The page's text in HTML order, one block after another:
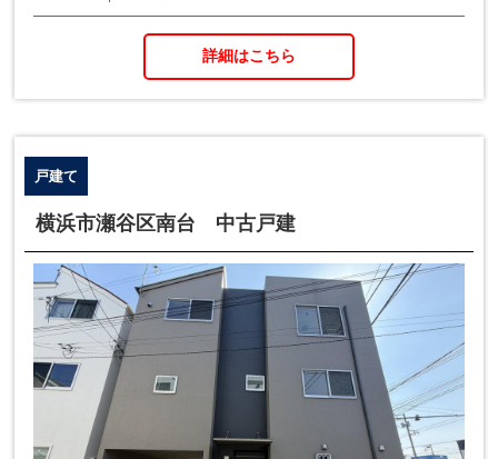
詳細はこちら
戸建て
横浜市瀬谷区南台 中古戸建